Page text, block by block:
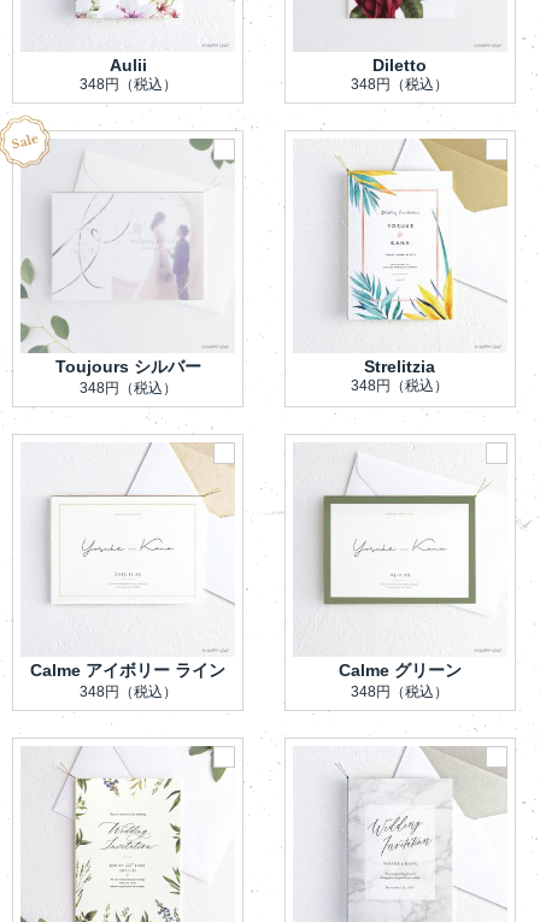
Aulii
348円 （税込）
Diletto
348円 （税込）
Toujours シルバー
348円 （税込）
Strelitzia
348円 （税込）
Calme アイボリー ライン
348円 （税込）
Calme グリーン
348円 （税込）